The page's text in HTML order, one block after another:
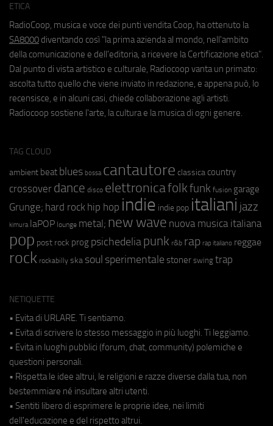
ETICA
RadioCoop, musica e voce dei punti vendita Coop, ha ottenuto la
SA8000 diventando così "la prima azienda al mondo, nell'ambito
della comunicazione e dell'editoria, a ricevere la Certificazione etica".
Dal punto di vista artistico e culturale, Radiocoop vanta un primato:
ascolta tutto quello che viene inviato in redazione, e appena può, lo
recensisce, e in alcuni casi, chiede collaborazione agli artisti.
Radiocoop sostiene l'arte, la cultura e la musica di ogni genere.
TAG CLOUD
ambient beat blues bossa cantautore classica country
crossover dance disco elettronicafolkfunk fusion garage
Grunge; hard rock hip hop indie indie pop italiani jazz
kimura laPOP lounge metal; new wave nuova musica italiana
pop post rock prog psichedeliapunk r&b rap rap italiano reggae
rock rockabilly ska soul sperimentale stoner swing trap
NETIQUETTE
• Evita di URLARE. Ti sentiamo.
• Evita di scrivere lo stesso messaggio in più luoghi. Ti leggiamo.
• Evita in luoghi pubblici (forum, chat, community) polemiche e
questioni personali.
• Rispetta le idee altrui, le religioni e razze diverse dalla tua, non
bestemmiare né insultare altri utenti.
• Sentiti libero di esprimere le proprie idee, nei limiti
dell'educazione e del rispetto altrui.